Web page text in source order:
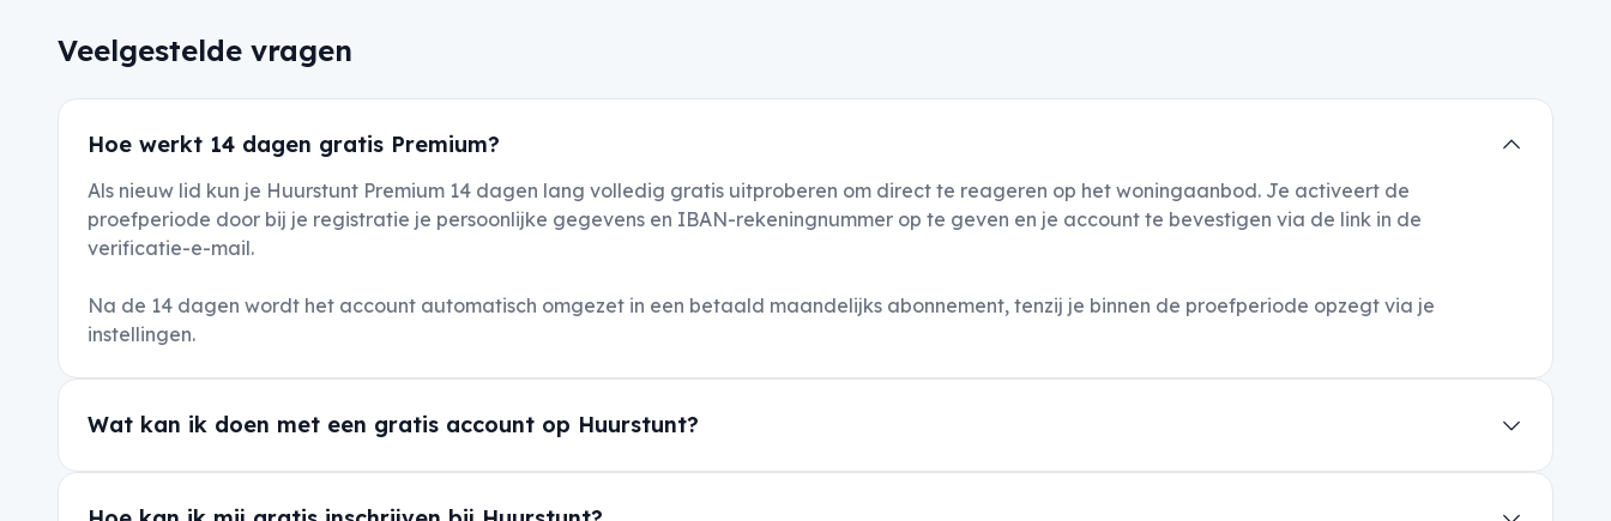
Veelgestelde vragen
Hoe werkt 14 dagen gratis Premium?
Als nieuw lid kun je Huurstunt Premium 14 dagen lang volledig gratis uitproberen om direct te reageren op het woningaanbod. Je activeert de
proefperiode door bij je registratie je persoonlijke gegevens en IBAN-rekeningnummer op te geven en je account te bevestigen via de link in de
verificatie-e-mail.
Na de 14 dagen wordt het account automatisch omgezet in een betaald maandelijks abonnement, tenzij je binnen de proefperiode opzegt via je
instellingen.
Wat kan ik doen met een gratis account op Huurstunt?